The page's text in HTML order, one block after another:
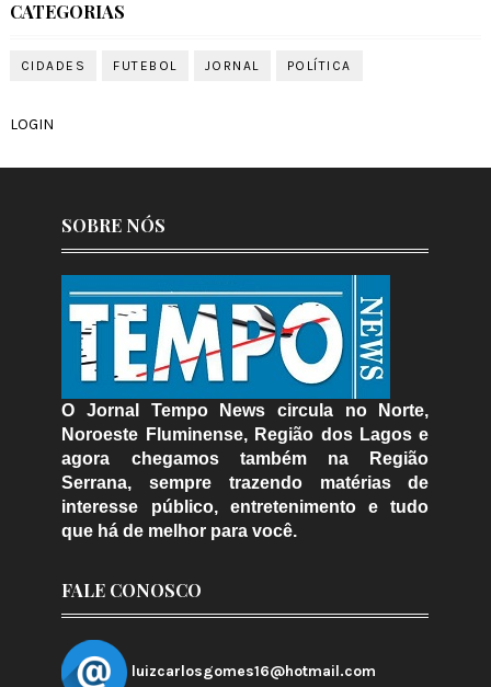
CATEGORIAS
CIDADES FUTEBOL JORNAL POLÍTICA
LOGIN
SOBRE NÓS
O Jornal Tempo News circula no Norte,
Noroeste Fluminense, Região dos Lagos e
agora chegamos também na Região
Serrana, sempre trazendo matérias de
interesse público, entretenimento e tudo
que há de melhor para você.
FALE CONOSCO
luizcarlosgomes16@hotmail.com